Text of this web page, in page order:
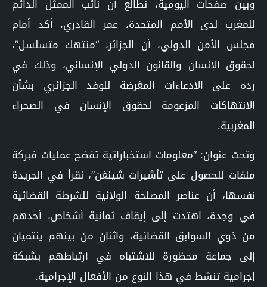
وبين صفحات اليومية، نطالع أن نائب الممثل الدائم
للمغرب لدى الأمم المتحدة، عمر القادري، أكد أمام
مجلس الأمن الدولي، أن الجزائر، “منتهك متسلسل”،
لحقوق الإنسان والقانون الدولي الإنساني، وذلك في
رده على الادعاءات المغرضة للوفد الجزائري بشأن
الانتهاكات المزعومة لحقوق الإنسان في الصحراء
المغربية.
وتحت عنوان: “معلومات استخباراتية تفضح عمليات فبركة
ملفات للحصول على تأشيرات شينغن”، نقرأ في الجريدة
نفسها، أن عناصر المصلحة الولائية للشرطة القضائية
في وجدة، اهتدت إلى إيقاف ثمانية أشخاص، أحدهم
من ذوي السوابق القضائية، واثنان من بينهم ينتميان
إلى جماعة محظورة للاشتباه في ارتباطهم بشبكة
إجرامية تنشط في هذا النوع من الأفعال الإجرامية.